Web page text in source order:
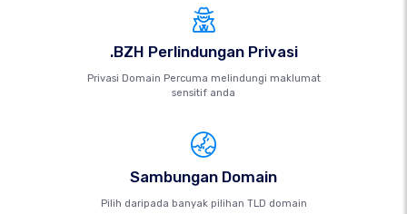
.BZH Perlindungan Privasi
Privasi Domain Percuma melindungi maklumat
sensitif anda
Sambungan Domain
Pilih daripada banyak pilihan TLD domain